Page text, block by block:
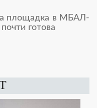
площадка в МБАЛ-
готова